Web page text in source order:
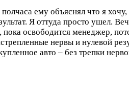
ему объяснял что я хочу,
Я оттуда просто ушел.
освободится менеджер,
нервы и нулевой
авто – без трепки